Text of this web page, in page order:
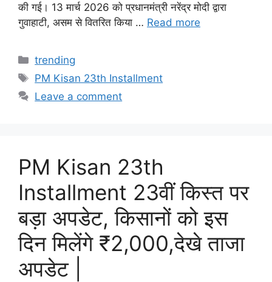
की गई। 13 मार्च 2026 को प्रधानमंत्री नरेंद्र मोदी द्वारा
गुवाहाटी, असम से वितरित किया … Read more
Categories
trending
Tags
PM Kisan 23th Installment
Leave a comment
PM Kisan 23th
Installment 23वीं किस्त पर
बड़ा अपडेट, किसानों को इस
दिन मिलेंगे ₹2,000,देखे ताजा
अपडेट |